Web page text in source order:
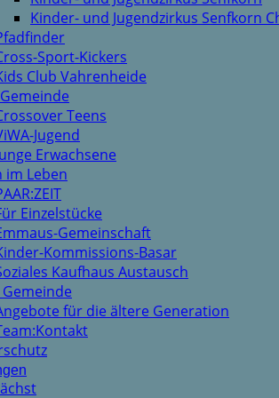
Kinder- und Jugendzirkus Senfkorn
Sport-Kickers
Club Vahrenheide
Teens
Jugend
Erwachsene
im Leben
Einzelstücke
Gemeinschaft
Kommissions-Basar
Kaufhaus Austausch
für die ältere Generation